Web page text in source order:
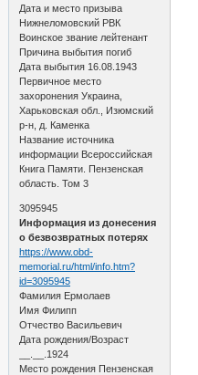
Дата и место призыва
Нижнеломовский РВК
Воинское звание лейтенант
Причина выбытия погиб
Дата выбытия 16.08.1943
Первичное место
захоронения Украина,
Харьковская обл., Изюмский
р-н, д. Каменка
Название источника
информации Всероссийская
Книга Памяти. Пензенская
область. Том 3
3095945
Информация из донесения
о безвозвратных потерях
https://www.obd-
memorial.ru/html/info.htm?
id=3095945
Фамилия Ермолаев
Имя Филипп
Отчество Васильевич
Дата рождения/Возраст
__.__.1924
Место рождения Пензенская